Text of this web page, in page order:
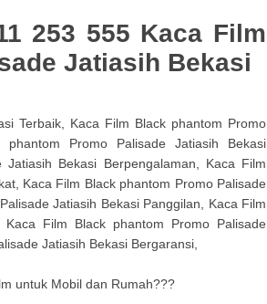
253 555 Kaca Film
Jatiasih Bekasi
Terbaik, Kaca Film Black phantom Promo
Promo Palisade Jatiasih Bekasi
Bekasi Berpengalaman, Kaca Film
Kaca Film Black phantom Promo Palisade
Jatiasih Bekasi Panggilan, Kaca Film
Film Black phantom Promo Palisade
Jatiasih Bekasi Bergaransi,
untuk Mobil dan Rumah???